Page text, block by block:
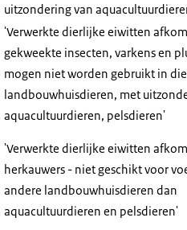
uitzondering van
'Verwerkte dierlijke eiwitten
gekweekte insecten, varkens en
mogen niet worden gebruikt in
landbouwhuisdieren, met
aquacultuurdieren, pelsdieren'
'Verwerkte dierlijke eiwitten
herkauwers - niet geschikt voor
andere landbouwhuisdieren dan
aquacultuurdieren en pelsdieren'